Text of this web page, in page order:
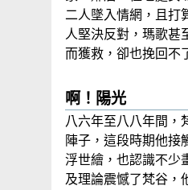
二人墜入情網，且打
人堅決反對，瑪歌甚
而獲救，卻也挽回不
啊！陽光
八六年至八八年間，
陣子，這段時期他接
浮世繪，也認識不少
及理論震憾了梵谷，